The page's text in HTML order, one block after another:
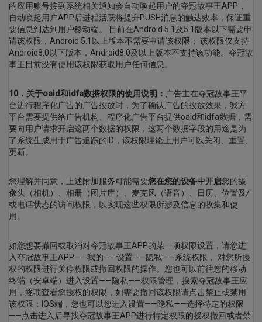
的应用账号接到系统相关通知会自动唤起用户的夺冠故事王APP，
自动唤起用户APP后进程活跃将提升PUSH消息的触达效率，保证重
要信息到达到用户移动端。 目前在Android 5.1及5.1版本以下需要申
请该权限，Android 5.1以上版本不需要申请该权限； 该权限仅支持
Android8.0以下版本，Android8.0及以上版本不支持该功能。夺冠故
事王目前没有使用该权限获取用户任何信息。
10．关于oaid和idfa数据权限的使用说明： 广告主在夺冠故事王平
台进行程序化广告的广告投放时，为了确认广告的投放效果，我方
平台需要提供给广告机构、程序化广告平台提供oaid和idfa数据，需
要向用户请求开启这两个数据的权限，这两个数据字段的用途是为
了系统生成用于广告追踪的ID，该权限理论上用户可以关闭、重置、
更新。
您理解并同意，上述附加服务可能需要您在您的设备中开启您的摄
像头（相机）、相册（图片库）、麦克风（语音）、日历、位置及/
或电话状态的访问权限，以实现这些权限所涉及信息的收集和使
用。
如您想要撤回或取消对夺冠故事王APP的某一项权限设置，请您进
入夺冠故事王APP——我的——设置——隐私——系统权限， 对您所授
权的权限进行关停权限或撤回权限的操作。您也可以前往您的移动
终端（安卓端）进入设置——隐私——权限管理，搜索夺冠故事王应
用，逐项查看您授权的权限，如需要撤回该权限请点击禁止或禁用
该权限；IOS端，您也可以您进入设置——隐私——选择特定的权限
——点击进入后寻找夺冠故事王APP进行特定权限的授权撤回或者禁